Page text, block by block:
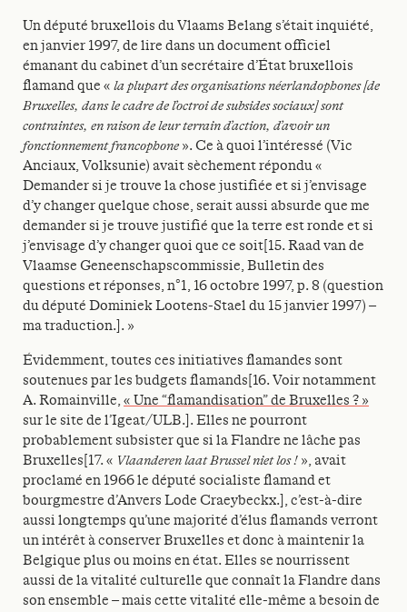
Un député bruxellois du Vlaams Belang s’était inquiété,
en janvier 1997, de lire dans un document officiel
émanant du cabinet d’un secrétaire d’État bruxellois
flamand que « la plupart des organisations néerlandophones [de
Bruxelles, dans le cadre de l’octroi de subsides sociaux] sont
contraintes, en raison de leur terrain d’action, d’avoir un
fonctionnement francophone ». Ce à quoi l’intéressé (Vic
Anciaux, Volksunie) avait sèchement répondu «
Demander si je trouve la chose justifiée et si j’envisage
d’y changer quelque chose, serait aussi absurde que me
demander si je trouve justifié que la terre est ronde et si
j’envisage d’y changer quoi que ce soit[15. Raad van de
Vlaamse Geneenschapscommissie, Bulletin des
questions et réponses, n°1, 16 octobre 1997, p. 8 (question
du député Dominiek Lootens-Stael du 15 janvier 1997) –
ma traduction.]. »
Évidemment, toutes ces initiatives flamandes sont
soutenues par les budgets flamands[16. Voir notamment
A. Romainville, « Une “flamandisation” de Bruxelles ? »
sur le site de l’Igeat/ULB.]. Elles ne pourront
probablement subsister que si la Flandre ne lâche pas
Bruxelles[17. « Vlaanderen laat Brussel niet los ! », avait
proclamé en 1966 le député socialiste flamand et
bourgmestre d’Anvers Lode Craeybeckx.], c’est-à-dire
aussi longtemps qu’une majorité d’élus flamands verront
un intérêt à conserver Bruxelles et donc à maintenir la
Belgique plus ou moins en état. Elles se nourrissent
aussi de la vitalité culturelle que connaît la Flandre dans
son ensemble – mais cette vitalité elle-même a besoin de